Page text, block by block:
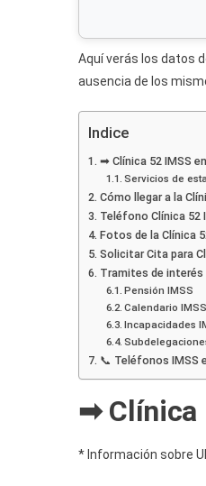
Aquí verás los datos
ausencia de los
Indice
➡ Clínica 52 IMSS
Servicios de
Cómo llegar a la
Teléfono Clínica 52
Fotos de la Clínica
Solicitar Cita para
Tramites de interés
Pensión IMSS
Calendario
Incapacidades
📞 Teléfonos IMSS
➡ Clínica
* Información sobre